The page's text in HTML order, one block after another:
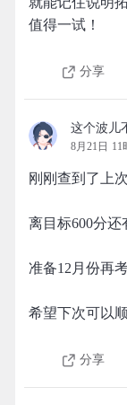
值得一试！
分享
这个波儿
8月21日 11
刚刚查到了上
离目标600分还
准备12月份再
希望下次可以
分享